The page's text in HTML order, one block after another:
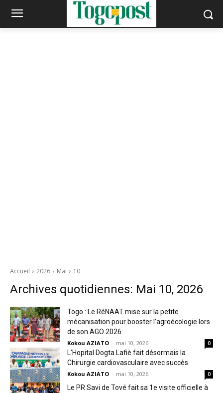
Accueil 2026 Mai 10
Archives quotidiennes: Mai 10, 2026
Togo : Le RéNAAT mise sur la petite
mécanisation pour booster l’agroécologie lors
de son AGO 2026
Kokou AZIATO - mai 10, 2026 0
L’Hopital Dogta Lafiè fait désormais la
Chirurgie cardiovasculaire avec succès
Kokou AZIATO - mai 10, 2026 0
Le PR Savi de Tové fait sa 1e visite officielle à